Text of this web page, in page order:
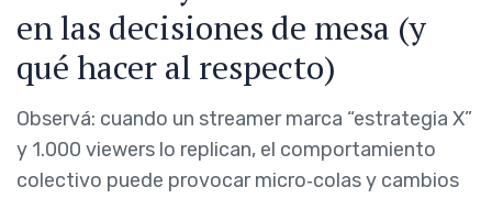
en las decisiones de mesa (y
qué hacer al respecto)
Observá: cuando un streamer marca “estrategia X”
y 1.000 viewers lo replican, el comportamiento
colectivo puede provocar micro‑colas y cambios